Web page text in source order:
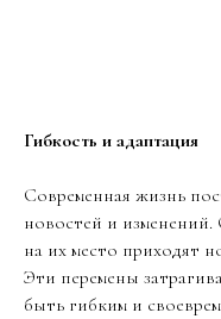
Гибкость и адаптация
Современная жизнь
новостей и
на их место приходят
Эти перемены
быть гибким и